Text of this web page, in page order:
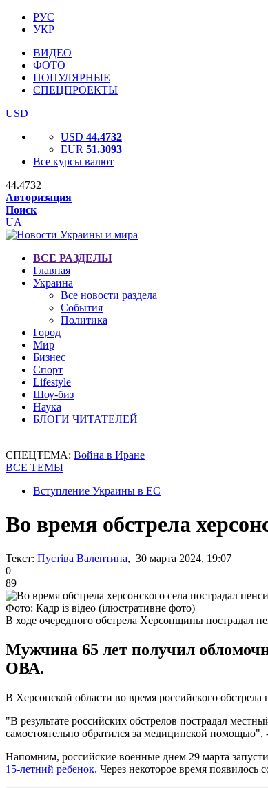
РУС
УКР
ВИДЕО
ФОТО
ПОПУЛЯРНЫЕ
СПЕЦПРОЕКТЫ
USD
USD 44.4732
EUR 51.3093
Все курсы валют
44.4732
Авторизация
Поиск
UA
ВСЕ РАЗДЕЛЫ
Главная
Украина
Все новости раздела
События
Политика
Город
Мир
Бизнес
Спорт
Lifestyle
Шоу-биз
Наука
БЛОГИ ЧИТАТЕЛЕЙ
СПЕЦТЕМА: Война в Иране
ВСЕ ТЕМЫ
Вступление Украины в ЕС
Во время обстрела
Текст: Пустіва Валентина, 30 марта 2024, 19:07
0
89
Фото: Кадр із відео (ілюстративне фото)
В ходе очередного обстрела Херсонщины пострадал
Мужчина 65 лет получил
ОВА.
В Херсонской области во время российского
"В результате российских обстрелов пострадал
самостоятельно обратился за медицинской помощью",
Напомним, российские военные днем 29 марта
15-летний ребенок. Через некоторое время появилось